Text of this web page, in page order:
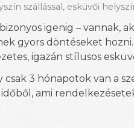
szállással, esküvői
igenig – vannak,
gyors döntéseket
igazán stílusos
3 hónapotok van a
ami